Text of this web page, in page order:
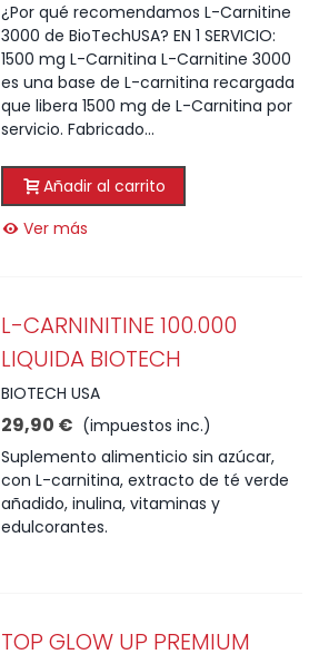
¿Por qué recomendamos L-Carnitine
3000 de BioTechUSA? EN 1 SERVICIO:
1500 mg L-Carnitina L-Carnitine 3000
es una base de L-carnitina recargada
que libera 1500 mg de L-Carnitina por
servicio. Fabricado...
Añadir al carrito
Ver más
L-CARNINITINE 100.000
LIQUIDA BIOTECH
BIOTECH USA
29,90 € (impuestos inc.)
Suplemento alimenticio sin azúcar,
con L-carnitina, extracto de té verde
añadido, inulina, vitaminas y
edulcorantes.
TOP GLOW UP PREMIUM